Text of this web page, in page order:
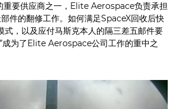
重要供应商之一，Elite Aerospace负责承担
件的翻修工作。如何满足SpaceX回收后快
式，以及应付马斯克本人的隔三差五邮件要
成为了Elite Aerospace公司工作的重中之